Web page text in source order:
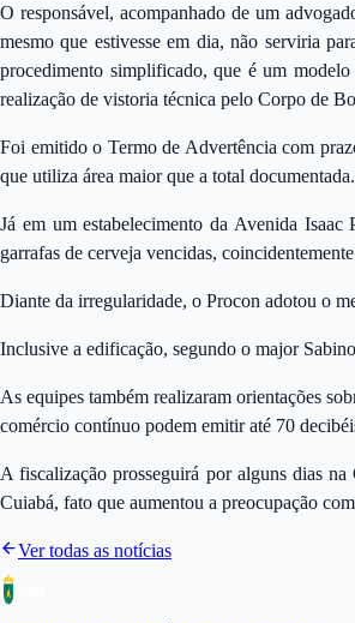
O responsável, acompanhado de um
mesmo que estivesse em dia, não serviria
procedimento simplificado, que é um
realização de vistoria técnica pelo Corpo de
Foi emitido o Termo de Advertência com
que utiliza área maior que a total documentada.
Já em um estabelecimento da Avenida
garrafas de cerveja vencidas,
Diante da irregularidade, o Procon adotou o
Inclusive a edificação, segundo o major
As equipes também realizaram orientações
comércio contínuo podem emitir até 70
A fiscalização prosseguirá por alguns dias
Cuiabá, fato que aumentou a preocupação
Ver todas as notícias